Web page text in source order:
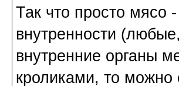
Так что просто мясо
внутренности
внутренние органы
кроликами, то можно